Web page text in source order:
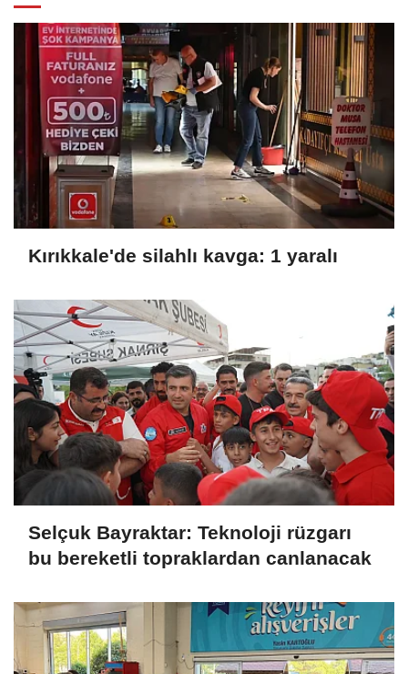
Kırıkkale'de silahlı kavga: 1 yaralı
Selçuk Bayraktar: Teknoloji rüzgarı
bu bereketli topraklardan canlanacak